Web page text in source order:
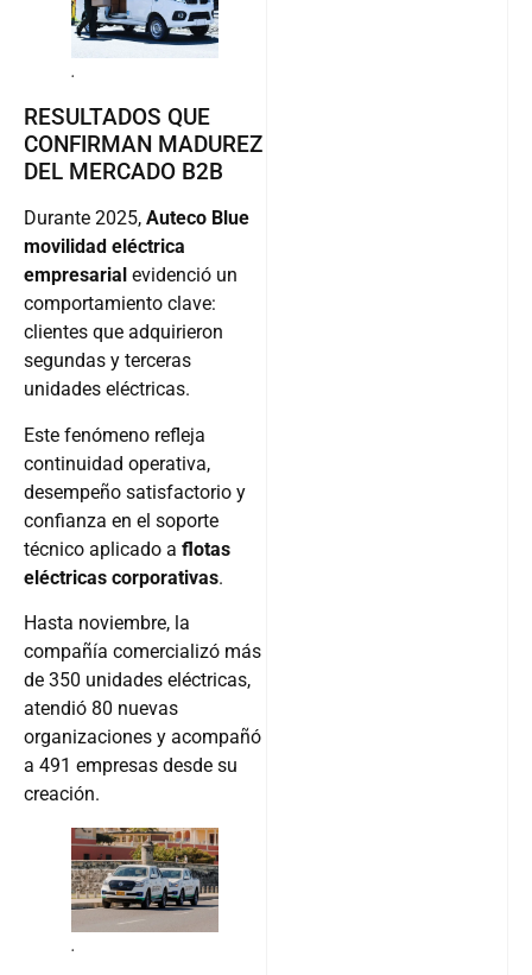
.
RESULTADOS QUE
CONFIRMAN MADUREZ
DEL MERCADO B2B
Durante 2025, Auteco Blue
movilidad eléctrica
empresarial evidenció un
comportamiento clave:
clientes que adquirieron
segundas y terceras
unidades eléctricas.
Este fenómeno refleja
continuidad operativa,
desempeño satisfactorio y
confianza en el soporte
técnico aplicado a flotas
eléctricas corporativas.
Hasta noviembre, la
compañía comercializó más
de 350 unidades eléctricas,
atendió 80 nuevas
organizaciones y acompañó
a 491 empresas desde su
creación.
.